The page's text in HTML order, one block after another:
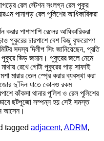
রেল স্টেশন সংলগ্ন রেল পুকুর
পানাগড় রেল পুলিশের আধিকারিকরা
পাশাপাশি রেলের আধিকারিকরা
পুকুরের চারপাশে বেশ কিছু বৃক্ষরোপণ
সদস্য দিলীপ সিং জানিয়েছেন, প্রতি
পুকুরে ভিড় জমান। পুকুরের জলে নেমে
রেখে গোটা পুকুরের পাড় সাফাই
মারার তেল স্প্রে করার ব্যবস্থা করা
দু’দিন যাতে কোনও রকম
কাঁকসা থানার পুলিশ ও রেল পুলিশের
ছটপুজো সম্পন্ন হয় সেই সমস্ত
আসেন।
tagged adjacent, ADRM,